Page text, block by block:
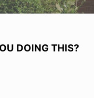
DOING THIS?